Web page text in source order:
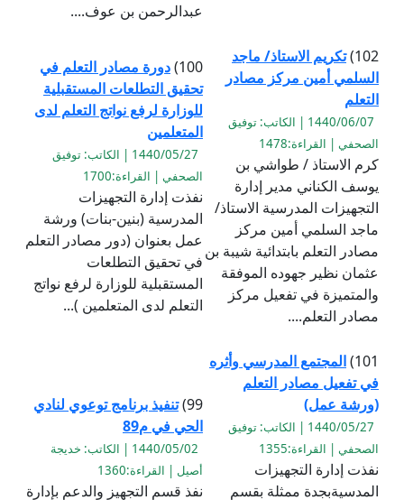
عبدالرحمن بن عوف....
102) تكريم الاستاذ/ ماجد
السلمي أمين مركز مصادر
التعلم
1440/06/07 | الكاتب: توفيق
الصحفي | القراءة:1478
كرم الاستاذ / طواشي بن
يوسف الكناني مدير إدارة
التجهيزات المدرسية الاستاذ/
ماجد السلمي أمين مركز
مصادر التعلم بابتدائية شيبة بن
عثمان نظير جهوده الموفقة
والمتميزة في تفعيل مركز
مصادر التعلم....
100) دورة مصادر التعلم في
تحقيق التطلعات المستقبلية
للوزارة لرفع نواتج التعلم لدى
المتعلمين
1440/05/27 | الكاتب: توفيق
الصحفي | القراءة:1700
نفذت إدارة التجهيزات
المدرسية (بنين-بنات) ورشة
عمل بعنوان (دور مصادر التعلم
في تحقيق التطلعات
المستقبلية للوزارة لرفع نواتج
التعلم لدى المتعلمين )...
101) المجتمع المدرسي وأثره
في تفعيل مصادر التعلم
(ورشة عمل)
1440/05/27 | الكاتب: توفيق
الصحفي | القراءة:1355
نفذت إدارة التجهيزات
المدسيةبجدة ممثلة بقسم
99) تنفيذ برنامج توعوي لنادي
الحي في م89
1440/05/02 | الكاتب: خديجة
أصيل | القراءة:1360
نفذ قسم التجهيز والدعم بإدارة